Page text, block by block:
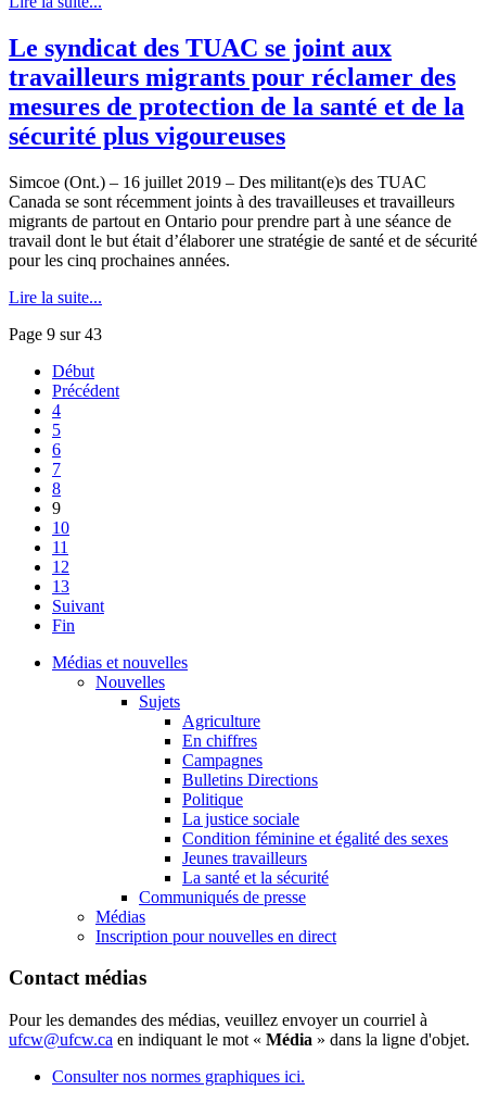
Le syndicat des TUAC se joint aux
travailleurs migrants pour réclamer des
mesures de protection de la santé et de la
sécurité plus vigoureuses
Simcoe (Ont.) – 16 juillet 2019 – Des militant(e)s des TUAC
Canada se sont récemment joints à des travailleuses et travailleurs
migrants de partout en Ontario pour prendre part à une séance de
travail dont le but était d’élaborer une stratégie de santé et de sécurité
pour les cinq prochaines années.
Lire la suite...
Page 9 sur 43
Début
Précédent
4
5
6
7
8
9
10
11
12
13
Suivant
Fin
Médias et nouvelles
Nouvelles
Sujets
Agriculture
En chiffres
Campagnes
Bulletins Directions
Politique
La justice sociale
Condition féminine et égalité des sexes
Jeunes travailleurs
La santé et la sécurité
Communiqués de presse
Médias
Inscription pour nouvelles en direct
Contact médias
Pour les demandes des médias, veuillez envoyer un courriel à
ufcw@ufcw.ca en indiquant le mot « Média » dans la ligne d'objet.
Consulter nos normes graphiques ici.